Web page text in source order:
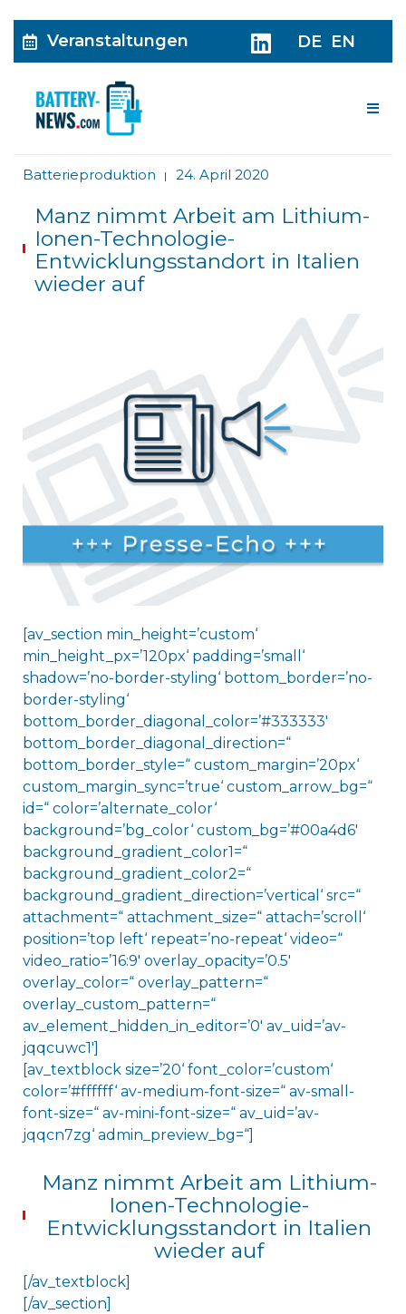
Veranstaltungen DE EN
Batterieproduktion | 24. April 2020
Manz nimmt Arbeit am Lithium-
Ionen-Technologie-
Entwicklungsstandort in Italien
wieder auf
[av_section min_height=’custom‘
min_height_px=’120px‘ padding=’small‘
shadow=’no-border-styling‘ bottom_border=’no-
border-styling‘
bottom_border_diagonal_color=’#333333′
bottom_border_diagonal_direction=“
bottom_border_style=“ custom_margin=’20px‘
custom_margin_sync=’true‘ custom_arrow_bg=“
id=“ color=’alternate_color‘
background=’bg_color‘ custom_bg=’#00a4d6′
background_gradient_color1=“
background_gradient_color2=“
background_gradient_direction=’vertical‘ src=“
attachment=“ attachment_size=“ attach=’scroll‘
position=’top left‘ repeat=’no-repeat‘ video=“
video_ratio=’16:9′ overlay_opacity=’0.5′
overlay_color=“ overlay_pattern=“
overlay_custom_pattern=“
av_element_hidden_in_editor=’0′ av_uid=’av-
jqqcuwc1′]
[av_textblock size=’20‘ font_color=’custom‘
color=’#ffffff‘ av-medium-font-size=“ av-small-
font-size=“ av-mini-font-size=“ av_uid=’av-
jqqcn7zg‘ admin_preview_bg=“]
Manz nimmt Arbeit am Lithium-
Ionen-Technologie-
Entwicklungsstandort in Italien
wieder auf
[/av_textblock]
[/av_section]